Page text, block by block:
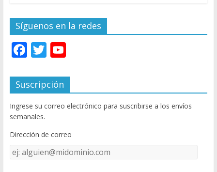
Síguenos en la redes
F
e
b
o
o
k
T
itt
er
Y
u
T
u
e
C
Suscripción
Ingrese su correo electrónico para suscribirse a los envíos
semanales.
Dirección de correo
Dirección
de